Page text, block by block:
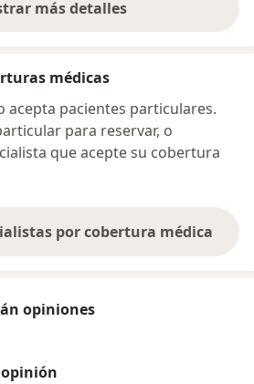
más detalles
sobre la dirección
médicas
acepta pacientes particulares.
para reservar, o
que acepte su cobertura
por cobertura médica
opiniones